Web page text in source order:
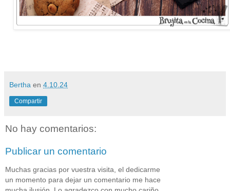
Bertha en 4.10.24
Compartir
No hay comentarios:
Publicar un comentario
Muchas gracias por vuestra visita, el dedicarme
un momento para dejar un comentario me hace